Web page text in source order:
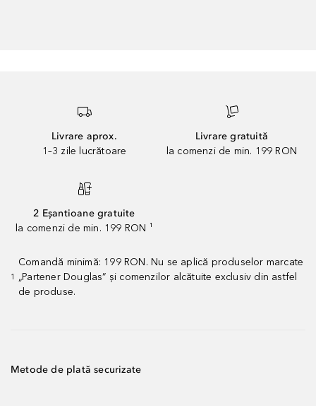
Livrare aprox.
1–3 zile lucrătoare
Livrare gratuită
la comenzi de min. 199 RON
2 Eșantioane gratuite
la comenzi de min. 199 RON ¹
1
Comandă minimă: 199 RON. Nu se aplică produselor marcate
„Partener Douglas” și comenzilor alcătuite exclusiv din astfel
de produse.
Metode de plată securizate